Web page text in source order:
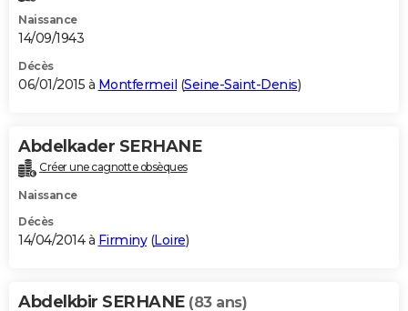
Naissance
14/09/1943
Décès
06/01/2015 à Montfermeil (Seine-Saint-Denis)
Abdelkader SERHANE
Créer une cagnotte obsèques
Naissance
Décès
14/04/2014 à Firminy(Loire)
Abdelkbir SERHANE (83 ans)